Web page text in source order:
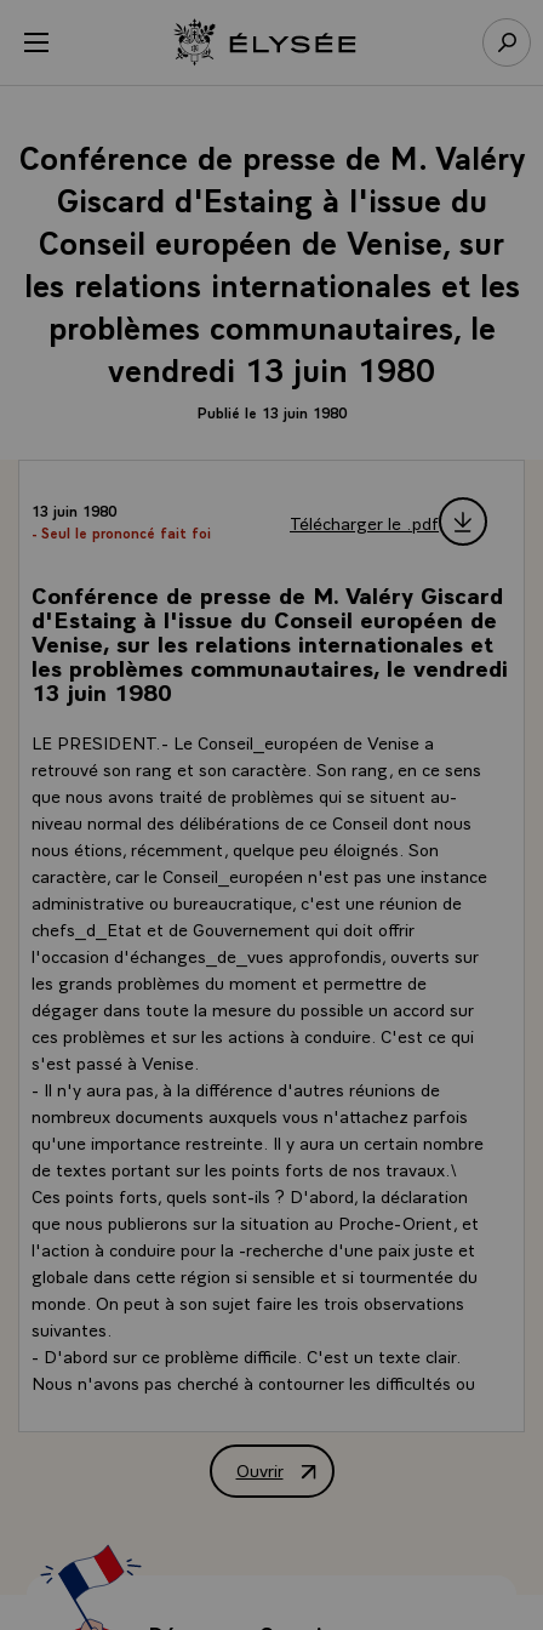
menu Retour à l’accueil Élysée
Conférence de presse de M. Valéry
Giscard d'Estaing à l'issue du
Conseil européen de Venise, sur
les relations internationales et les
problèmes communautaires, le
vendredi 13 juin 1980
Publié le 13 juin 1980
13 juin 1980
- Seul le prononcé fait foi
Télécharger le .pdf
Conférence de presse de M. Valéry Giscard
d'Estaing à l'issue du Conseil européen de
Venise, sur les relations internationales et
les problèmes communautaires, le vendredi
13 juin 1980
LE PRESIDENT.- Le Conseil_européen de Venise a
retrouvé son rang et son caractère. Son rang, en ce sens
que nous avons traité de problèmes qui se situent au-
niveau normal des délibérations de ce Conseil dont nous
nous étions, récemment, quelque peu éloignés. Son
caractère, car le Conseil_européen n'est pas une instance
administrative ou bureaucratique, c'est une réunion de
chefs_d_Etat et de Gouvernement qui doit offrir
l'occasion d'échanges_de_vues approfondis, ouverts sur
les grands problèmes du moment et permettre de
dégager dans toute la mesure du possible un accord sur
ces problèmes et sur les actions à conduire. C'est ce qui
s'est passé à Venise.
- Il n'y aura pas, à la différence d'autres réunions de
nombreux documents auxquels vous n'attachez parfois
qu'une importance restreinte. Il y aura un certain nombre
de textes portant sur les points forts de nos travaux.\
Ces points forts, quels sont-ils ? D'abord, la déclaration
que nous publierons sur la situation au Proche-Orient, et
l'action à conduire pour la -recherche d'une paix juste et
globale dans cette région si sensible et si tourmentée du
monde. On peut à son sujet faire les trois observations
suivantes.
- D'abord sur ce problème difficile. C'est un texte clair.
Nous n'avons pas cherché à contourner les difficultés ou
ensuite un texte qui s'efforce de faire apparaître que
l'Europe a une position juste et équilibrée. Juste, c'est-à-
les droits des peuples qui vivent dans cette région.
Equilibrée, puisqu'elle tient _compte de l'ensemble des
droits et des intérêts des parties en présence. Elle
s'efforce de décrire les conséquences des deux droits
Ouvrir
Conférence de presse de M. Valéry
Panneau de gestion des cookies